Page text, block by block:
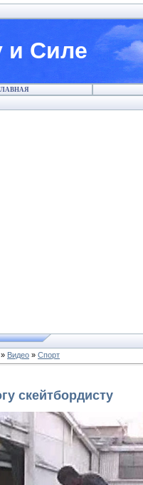
и Силе
» Видео » Спорт
скейтбордисту